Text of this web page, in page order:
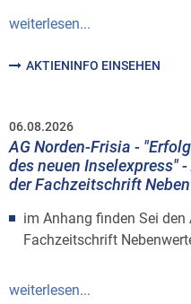
weiterlesen...
AKTIENINFO EINSEHEN
06.08.2026
AG Norden-Frisia -
des neuen Inselexpress"
der Fachzeitschrift
im Anhang finden Sei den
Fachzeitschrift
weiterlesen...